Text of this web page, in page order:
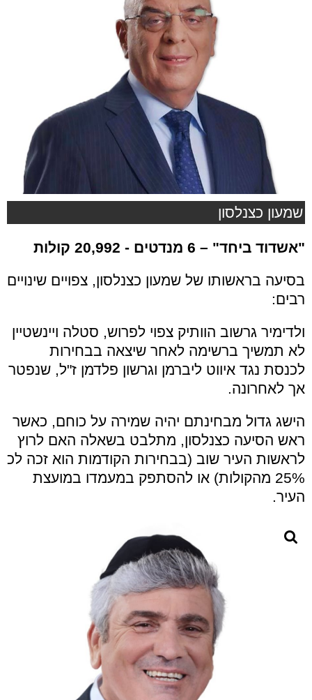
שמעון כצנלסון
"אשדוד ביחד" – 6 מנדטים - 20,992 קולות
בסיעה בראשותו של שמעון כצנלסון, צפויים שינויים
רבים:
ולדימיר גרשוב הוותיק צפוי לפרוש, סטלה ויינשטיין
לא תמשיך ברשימה לאחר שיצאה בבחירות
לכנסת נגד איווט ליברמן וגרשון פלדמן ז"ל, שנפטר
אך לאחרונה.
הישג גדול מבחינתם יהיה שמירה על כוחם, כאשר
ראש הסיעה כצנלסון, מתלבט בשאלה האם לרוץ
לראשות העיר שוב (בבחירות הקודמות הוא זכה לכ
25% מהקולות) או להסתפק במעמדו במועצת
העיר.